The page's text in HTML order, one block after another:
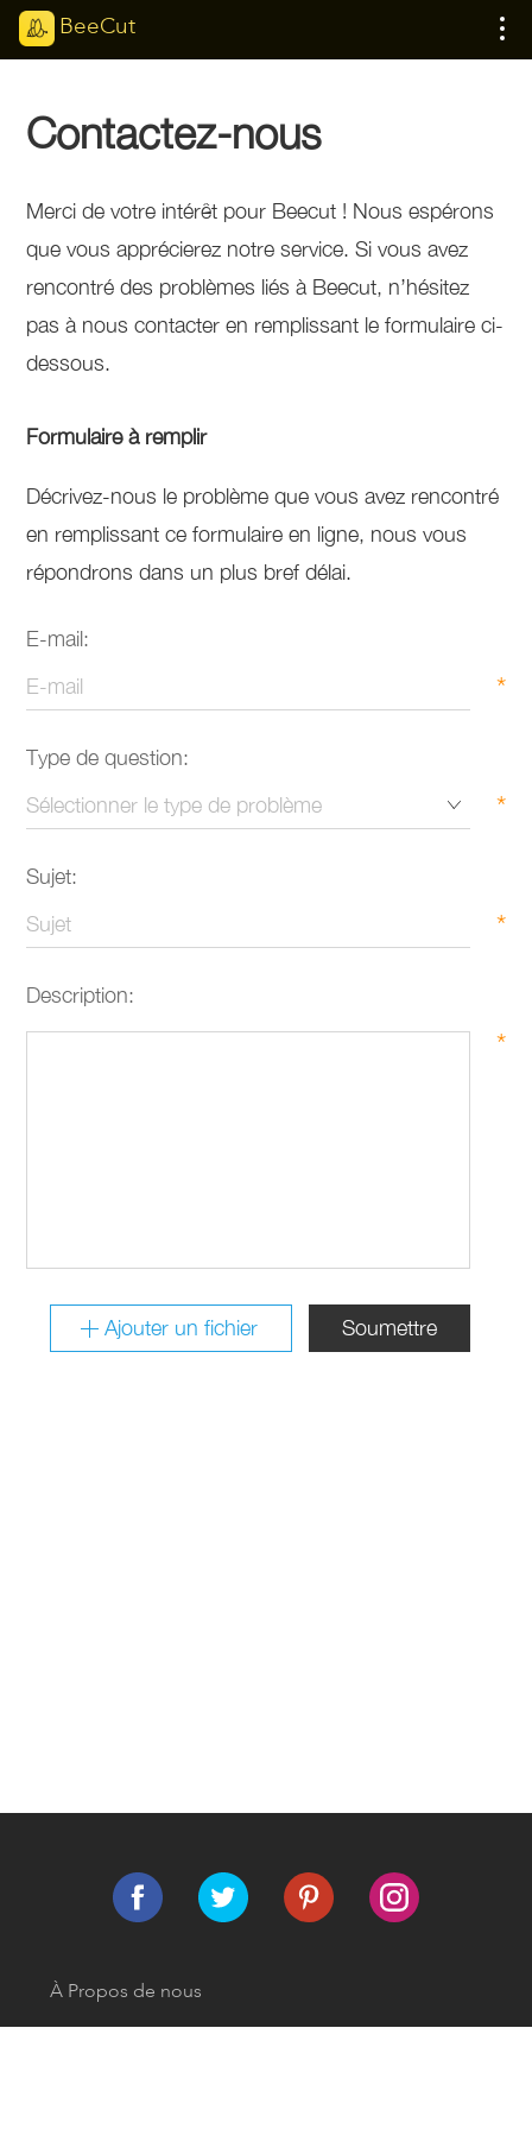
BeeCut
Contactez-nous
Merci de votre intérêt pour Beecut ! Nous espérons
que vous apprécierez notre service. Si vous avez
rencontré des problèmes liés à Beecut, n’hésitez
pas à nous contacter en remplissant le formulaire ci-
dessous.
Formulaire à remplir
Décrivez-nous le problème que vous avez rencontré
en remplissant ce formulaire en ligne, nous vous
répondrons dans un plus bref délai.
E-mail:
*
Type de question:
*
Sujet:
*
Description:
*
Soumettre
Ajouter un fichier
À Propos de nous